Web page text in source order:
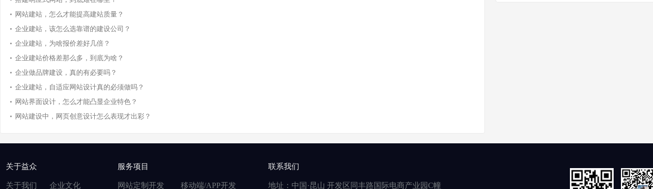
网站建站，怎么才能提高建站质量？
企业建站，该怎么选靠谱的建设公司？
企业建站，为啥报价差好几倍？
企业建站价格差那么多，到底为啥？
企业做品牌建设，真的有必要吗？
企业建站，自适应网站设计真的必须做吗？
网站界面设计，怎么才能凸显企业特色？
网站建设中，网页创意设计怎么表现才出彩？
关于益众
关于我们 企业文化
服务项目
网站定制开发 移动端/APP开发
联系我们
地址：中国·昆山 开发区同丰路国际电商产业园C幢